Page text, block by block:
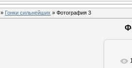
» Гонки сильнейших » Фотография 3